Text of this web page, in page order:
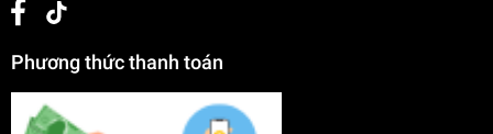
Phương thức thanh toán